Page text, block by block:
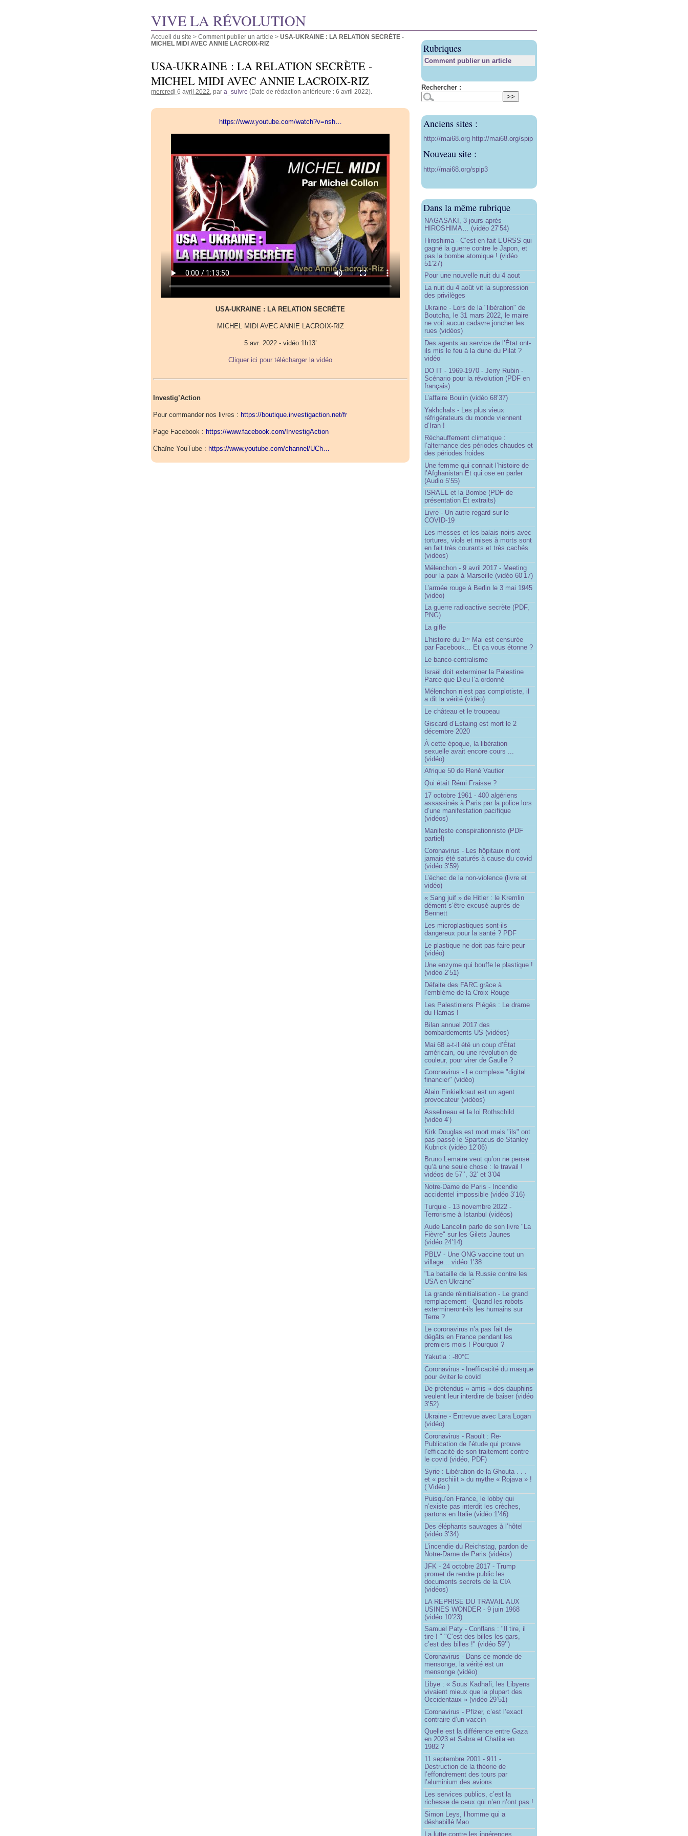
VIVE LA RÉVOLUTION
Accueil du site > Comment publier un article > USA-UKRAINE : LA RELATION SECRÈTE -
MICHEL MIDI AVEC ANNIE LACROIX-RIZ
USA-UKRAINE : LA RELATION SECRÈTE -
MICHEL MIDI AVEC ANNIE LACROIX-RIZ
mercredi 6 avril 2022 , par a_suivre (Date de rédaction antérieure : 6 avril 2022).
https://www.youtube.com/watch?v=nsh…
USA-UKRAINE : LA RELATION SECRÈTE
MICHEL MIDI AVEC ANNIE LACROIX-RIZ
5 avr. 2022 - vidéo 1h13’
Cliquer ici pour télécharger la vidéo
Investig’Action
Pour commander nos livres : https://boutique.investigaction.net/fr
Page Facebook : https://www.facebook.com/InvestigAction
Chaîne YouTube : https://www.youtube.com/channel/UCh…
Rubriques
Comment publier un article
Rechercher :
Anciens sites :
http://mai68.org http://mai68.org/spip
Nouveau site :
http://mai68.org/spip3
Dans la même rubrique
NAGASAKI, 3 jours après
HIROSHIMA… (vidéo 27’54)
Hiroshima - C’est en fait L’URSS qui
gagné la guerre contre le Japon, et
pas la bombe atomique ! (vidéo
51’27)
Pour une nouvelle nuit du 4 aout
La nuit du 4 août vit la suppression
des privilèges
Ukraine - Lors de la "libération" de
Boutcha, le 31 mars 2022, le maire
ne voit aucun cadavre joncher les
rues (vidéos)
Des agents au service de l’État ont-
ils mis le feu à la dune du Pilat ?
vidéo
DO IT - 1969-1970 - Jerry Rubin -
Scénario pour la révolution (PDF en
français)
L’affaire Boulin (vidéo 68’37)
Yakhchals - Les plus vieux
réfrigérateurs du monde viennent
d’Iran !
Réchauffement climatique :
l’alternance des périodes chaudes et
des périodes froides
Une femme qui connait l’histoire de
l’Afghanistan Et qui ose en parler
(Audio 5’55)
ISRAEL et la Bombe (PDF de
présentation Et extraits)
Livre - Un autre regard sur le
COVID-19
Les messes et les balais noirs avec
tortures, viols et mises à morts sont
en fait très courants et très cachés
(vidéos)
Mélenchon - 9 avril 2017 - Meeting
pour la paix à Marseille (vidéo 60’17)
L’armée rouge à Berlin le 3 mai 1945
(vidéo)
La guerre radioactive secrète (PDF,
PNG)
La gifle
L’histoire du 1er Mai est censurée
par Facebook... Et ça vous étonne ?
Le banco-centralisme
Israël doit exterminer la Palestine
Parce que Dieu l’a ordonné
Mélenchon n’est pas complotiste, il
a dit la vérité (vidéo)
Le château et le troupeau
Giscard d’Estaing est mort le 2
décembre 2020
À cette époque, la libération
sexuelle avait encore cours ...
(vidéo)
Afrique 50 de René Vautier
Qui était Rémi Fraisse ?
17 octobre 1961 - 400 algériens
assassinés à Paris par la police lors
d’une manifestation pacifique
(vidéos)
Manifeste conspirationniste (PDF
partiel)
Coronavirus - Les hôpitaux n’ont
jamais été saturés à cause du covid
(vidéo 3’59)
L’échec de la non-violence (livre et
vidéo)
« Sang juif » de Hitler : le Kremlin
dément s’être excusé auprès de
Bennett
Les microplastiques sont-ils
dangereux pour la santé ? PDF
Le plastique ne doit pas faire peur
(vidéo)
Une enzyme qui bouffe le plastique !
(vidéo 2’51)
Défaite des FARC grâce à
l’emblème de la Croix Rouge
Les Palestiniens Piégés : Le drame
du Hamas !
Bilan annuel 2017 des
bombardements US (vidéos)
Mai 68 a-t-il été un coup d’État
américain, ou une révolution de
couleur, pour virer de Gaulle ?
Coronavirus - Le complexe "digital
financier" (vidéo)
Alain Finkielkraut est un agent
provocateur (vidéos)
Asselineau et la loi Rothschild
(vidéo 4’)
Kirk Douglas est mort mais "ils" ont
pas passé le Spartacus de Stanley
Kubrick (vidéo 12’06)
Bruno Lemaire veut qu’on ne pense
qu’à une seule chose : le travail !
vidéos de 57’’, 32’ et 3’04
Notre-Dame de Paris - Incendie
accidentel impossible (vidéo 3’16)
Turquie - 13 novembre 2022 -
Terrorisme à Istanbul (vidéos)
Aude Lancelin parle de son livre "La
Fièvre" sur les Gilets Jaunes
(vidéo 24’14)
PBLV - Une ONG vaccine tout un
village... vidéo 1’38
"La bataille de la Russie contre les
USA en Ukraine"
La grande réinitialisation - Le grand
remplacement - Quand les robots
extermineront-ils les humains sur
Terre ?
Le coronavirus n’a pas fait de
dégâts en France pendant les
premiers mois ! Pourquoi ?
Yakutia : -80°C
Coronavirus - Inefficacité du masque
pour éviter le covid
De prétendus « amis » des dauphins
veulent leur interdire de baiser (vidéo
3’52)
Ukraine - Entrevue avec Lara Logan
(vidéo)
Coronavirus - Raoult : Re-
Publication de l’étude qui prouve
l’efficacité de son traitement contre
le covid (vidéo, PDF)
Syrie : Libération de la Ghouta . . .
et « pschiiit » du mythe « Rojava » !
( Vidéo )
Puisqu’en France, le lobby qui
n’existe pas interdit les crèches,
partons en Italie (vidéo 1’46)
Des éléphants sauvages à l’hôtel
(vidéo 3’34)
L’incendie du Reichstag, pardon de
Notre-Dame de Paris (vidéos)
JFK - 24 octobre 2017 - Trump
promet de rendre public les
documents secrets de la CIA
(vidéos)
LA REPRISE DU TRAVAIL AUX
USINES WONDER - 9 juin 1968
(vidéo 10’23)
Samuel Paty - Conflans : "Il tire, il
tire ! " "C’est des billes les gars,
c’est des billes !" (vidéo 59’’)
Coronavirus - Dans ce monde de
mensonge, la vérité est un
mensonge (vidéo)
Libye : « Sous Kadhafi, les Libyens
vivaient mieux que la plupart des
Occidentaux » (vidéo 29’51)
Coronavirus - Pfizer, c’est l’exact
contraire d’un vaccin
Quelle est la différence entre Gaza
en 2023 et Sabra et Chatila en
1982 ?
11 septembre 2001 - 911 -
Destruction de la théorie de
l’effondrement des tours par
l’aluminium des avions
Les services publics, c’est la
richesse de ceux qui n’en n’ont pas !
Simon Leys, l’homme qui a
déshabillé Mao
La lutte contre les ingérences